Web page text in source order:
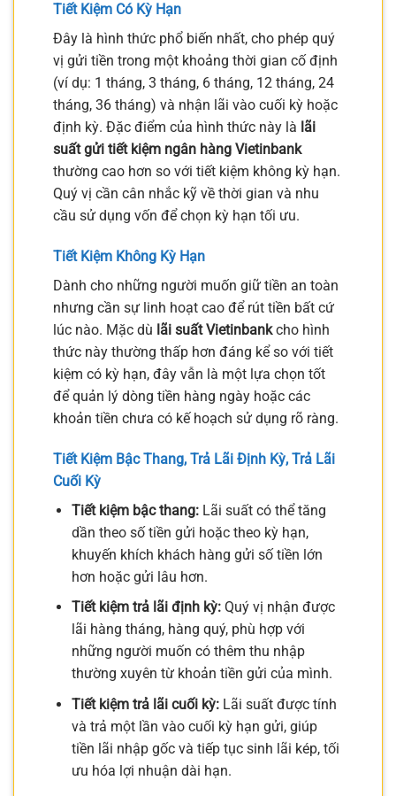
Tiết Kiệm Có Kỳ Hạn
Đây là hình thức phổ biến nhất, cho phép quý
vị gửi tiền trong một khoảng thời gian cố định
(ví dụ: 1 tháng, 3 tháng, 6 tháng, 12 tháng, 24
tháng, 36 tháng) và nhận lãi vào cuối kỳ hoặc
định kỳ. Đặc điểm của hình thức này là lãi
suất gửi tiết kiệm ngân hàng Vietinbank
thường cao hơn so với tiết kiệm không kỳ hạn.
Quý vị cần cân nhắc kỹ về thời gian và nhu
cầu sử dụng vốn để chọn kỳ hạn tối ưu.
Tiết Kiệm Không Kỳ Hạn
Dành cho những người muốn giữ tiền an toàn
nhưng cần sự linh hoạt cao để rút tiền bất cứ
lúc nào. Mặc dù lãi suất Vietinbankcho hình
thức này thường thấp hơn đáng kể so với tiết
kiệm có kỳ hạn, đây vẫn là một lựa chọn tốt
để quản lý dòng tiền hàng ngày hoặc các
khoản tiền chưa có kế hoạch sử dụng rõ ràng.
Tiết Kiệm Bậc Thang, Trả Lãi Định Kỳ, Trả Lãi
Cuối Kỳ
Tiết kiệm bậc thang:Lãi suất có thể tăng
dần theo số tiền gửi hoặc theo kỳ hạn,
khuyến khích khách hàng gửi số tiền lớn
hơn hoặc gửi lâu hơn.
Tiết kiệm trả lãi định kỳ:Quý vị nhận được
lãi hàng tháng, hàng quý, phù hợp với
những người muốn có thêm thu nhập
thường xuyên từ khoản tiền gửi của mình.
Tiết kiệm trả lãi cuối kỳ:Lãi suất được tính
và trả một lần vào cuối kỳ hạn gửi, giúp
tiền lãi nhập gốc và tiếp tục sinh lãi kép, tối
ưu hóa lợi nhuận dài hạn.